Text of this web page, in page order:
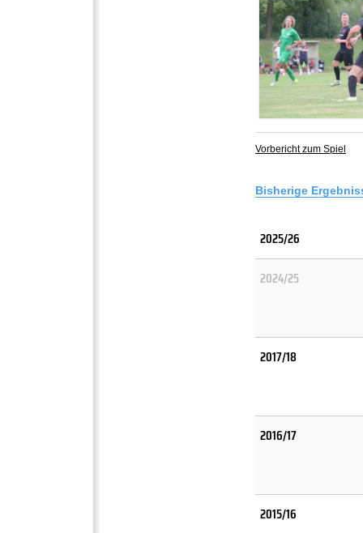
Vorbericht zum Spiel
Bisherige
2025/26
2024/25
2017/18
2016/17
2015/16